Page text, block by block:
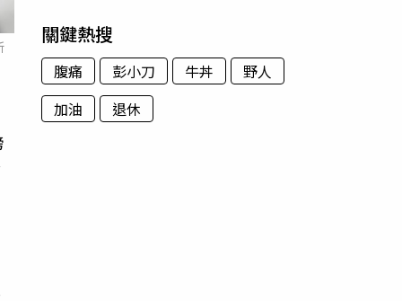
關鍵熱搜
腹痛 彭小刀 牛丼
野人
加油
退休